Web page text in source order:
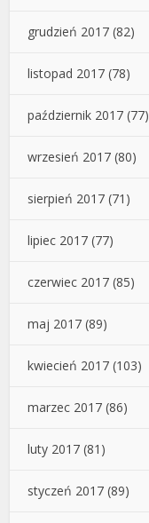
grudzień 2017 (82)
listopad 2017 (78)
październik 2017 (77)
wrzesień 2017 (80)
sierpień 2017 (71)
lipiec 2017 (77)
czerwiec 2017 (85)
maj 2017 (89)
kwiecień 2017 (103)
marzec 2017 (86)
luty 2017 (81)
styczeń 2017 (89)